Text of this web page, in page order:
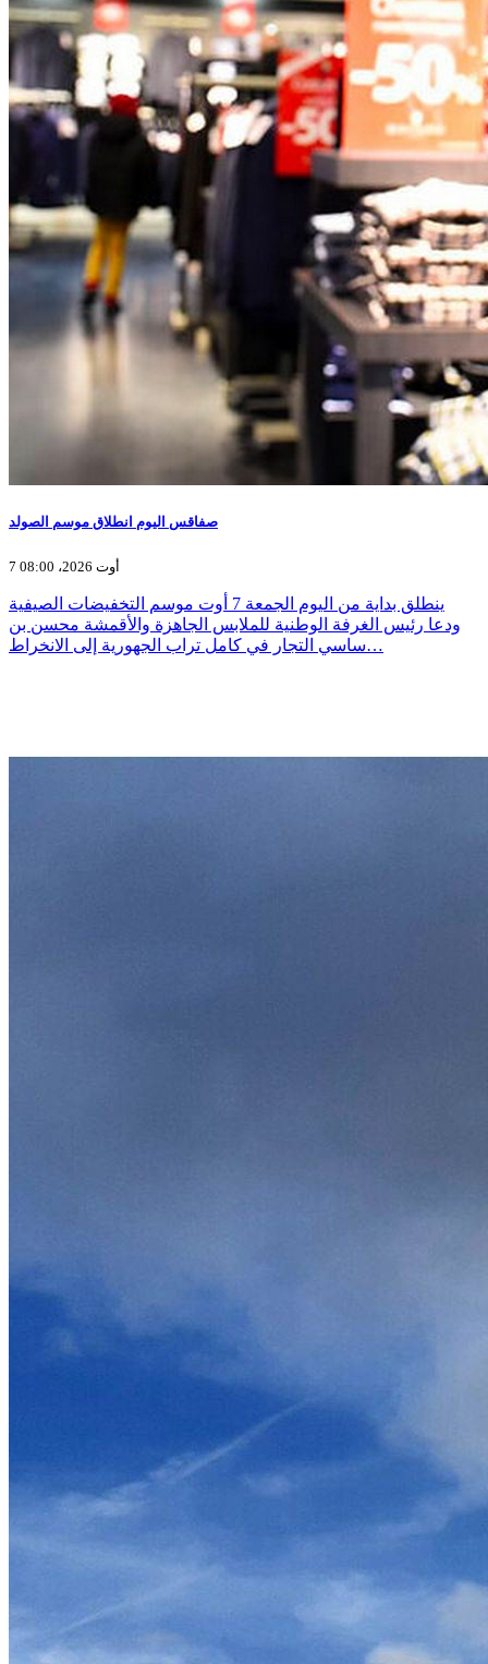
صفاقس اليوم انطلاق موسم الصولد
7 أوت 2026، 08:00
ينطلق بداية من اليوم الجمعة 7 أوت موسم التخفيضات الصيفية
ودعا رئيس الغرفة الوطنية للملابس الجاهزة والأقمشة محسن بن
ساسي التجار في كامل تراب الجهورية إلى الانخراط…